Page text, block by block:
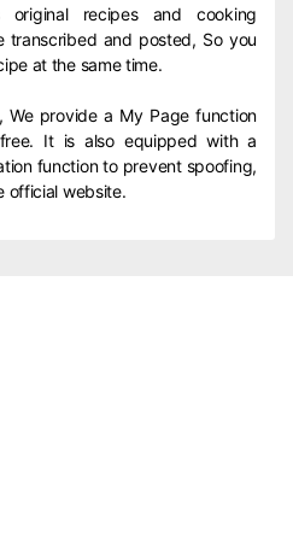
original recipes and cooking
transcribed and posted, So you
at the same time.
We provide a My Page function
It is also equipped with a
function to prevent spoofing,
official website.